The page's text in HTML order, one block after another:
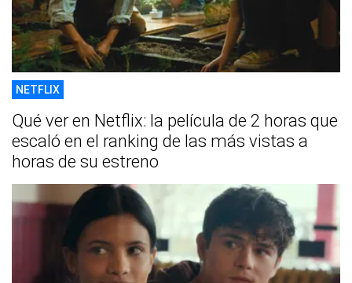
NETFLIX
Qué ver en Netflix: la película de 2 horas que
escaló en el ranking de las más vistas a
horas de su estreno